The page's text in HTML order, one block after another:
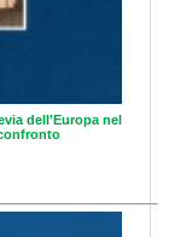
dell'Europa nel